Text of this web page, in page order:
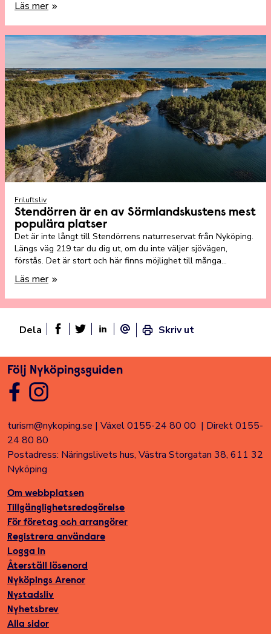
Läs mer
Friluftsliv
Stendörren är en av Sörmlandskustens mest
populära platser
Det är inte långt till Stendörrens naturreservat från Nyköping.
Längs väg 219 tar du dig ut, om du inte väljer sjövägen,
förstås. Det är stort och här finns möjlighet till många
spännande äventyr hela dagen.
Läs mer
Dela
Dela sidan på Facebook
E-post
Skriv ut
Följ Nyköpingsguiden
turism@nykoping.se | Växel 0155-24 80 00 | Direkt 0155-
24 80 80
Postadress: Näringslivets hus, Västra Storgatan 38, 611 32
Nyköping
Om webbplatsen
Tillgänglighetsredogörelse
För företag och arrangörer
Registrera användare
Logga in
Återställ lösenord
Nyköpings Arenor
Nystadsliv
Nyhetsbrev
Alla sidor